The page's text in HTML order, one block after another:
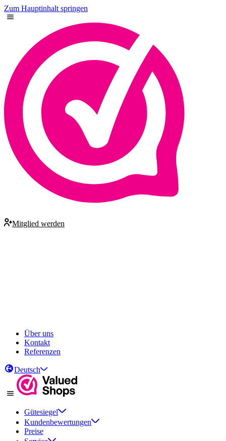
Zum Hauptinhalt springen
Mitglied werden
Über uns
Kontakt
Referenzen
Deutsch
Gütesiegel
Kundenbewertungen
Preise